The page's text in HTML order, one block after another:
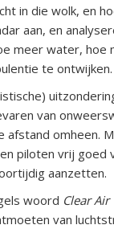
in die wolk, en
aan, en
meer water,
te ontwijken.
van
afstand omheen.
piloten vrij goed
aanzetten.
woord Clear
van